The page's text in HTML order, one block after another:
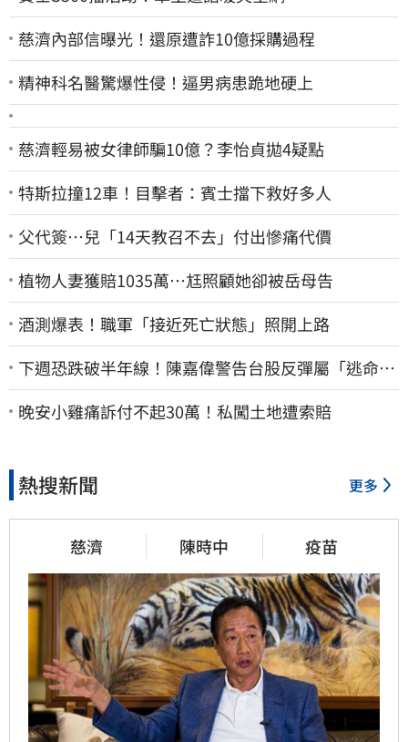
慈濟內部信曝光！還原遭詐10億採購過程
精神科名醫驚爆性侵！逼男病患跪地硬上
慈濟輕易被女律師騙10億？李怡貞拋4疑點
特斯拉撞12車！目擊者：賓士擋下救好多人
父代簽…兒「14天教召不去」付出慘痛代價
植物人妻獲賠1035萬…尪照顧她卻被岳母告
酒測爆表！職軍「接近死亡狀態」照開上路
下週恐跌破半年線！陳嘉偉警告台股反彈屬「逃命
波」：空頭大屠殺剛開始
晚安小雞痛訴付不起30萬！私闖土地遭索賠
熱搜新聞 更多
慈濟 陳時中 疫苗